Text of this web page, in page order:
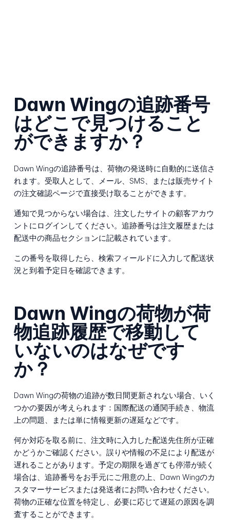
Dawn Wingの追跡番号
はどこで見つけること
ができますか？
Dawn Wingの追跡番号は、荷物の発送時に自動的に送信さ
れます。受取人として、メール、SMS、または販売サイト
の注文確認ページで直接受け取ることができます。
通知で見つからない場合は、注文したサイトの顧客アカウ
ントにログインしてください。追跡番号は注文履歴または
配送中の商品セクションに記載されています。
この番号を取得したら、検索フィールドに入力して配送状
況と到着予定日を確認できます。
Dawn Wingの荷物が荷
物追跡履歴で移動して
いないのはなぜです
か？
Dawn Wingの荷物の追跡が数日間更新されない場合、いく
つかの要因が考えられます：国際配送の通関手続き、物流
上の問題、または単に情報更新の遅延などです。
何か対応を取る前に、注文時に入力した配送先住所が正確
かどうかご確認ください。誤りや情報の不足により配送が
遅れることがあります。予定の期限を過ぎても停滞が続く
場合は、追跡番号をお手元にご用意の上、Dawn Wingのカ
スタマーサービスまたは発送者にお問い合わせください。
荷物の正確な位置を特定し、必要に応じて遅延の原因を調
査することができます。